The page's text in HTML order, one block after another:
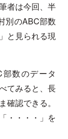
者は今回、半
別のABC部数
と見られる現
数のデータ
てみると、長
認できる。
・・・・」を